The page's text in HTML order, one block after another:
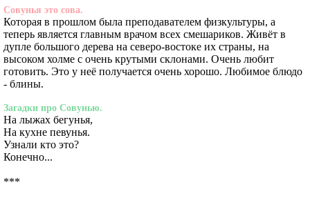
Совунья это сова.
Которая в прошлом была преподавателем физкультуры, а
теперь является главным врачом всех смешариков. Живёт в
дупле большого дерева на северо-востоке их страны, на
высоком холме с очень крутыми склонами. Очень любит
готовить. Это у неё получается очень хорошо. Любимое блюдо
- блины.
Загадки про Совунью.
На лыжах бегунья,
На кухне певунья.
Узнали кто это?
Конечно...
***